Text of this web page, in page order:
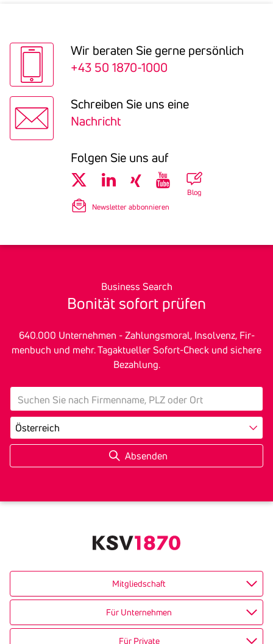
Wir beraten Sie gerne persön­lich
+43 50 1870-1000
Schreiben Sie uns eine
Nachricht
Folgen Sie uns auf
Blog
Newsletter abbonnieren
Business Search
Bonität sofort prüfen
640.000 Unter­nehmen - Zah­lungs­mo­ral, In­sol­venz, Fir­
men­buch und mehr. Tagak­tu­eller Sofort-Check und sichere
Bezah­lung.
search
Land
Mitgliedschaft
Für Unternehmen
Für Private